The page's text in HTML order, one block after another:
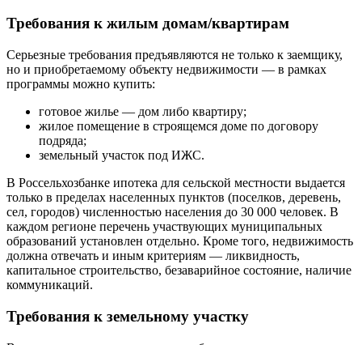
Требования к жилым домам/квартирам
Серьезные требования предъявляются не только к заемщику,
но и приобретаемому объекту недвижимости — в рамках
программы можно купить:
готовое жилье — дом либо квартиру;
жилое помещение в строящемся доме по договору
подряда;
земельный участок под ИЖС.
В Россельхозбанке ипотека для сельской местности выдается
только в пределах населенных пунктов (поселков, деревень,
сел, городов) численностью населения до 30 000 человек. В
каждом регионе перечень участвующих муниципальных
образований установлен отдельно. Кроме того, недвижимость
должна отвечать и иным критериям — ликвидность,
капитальное строительство, безаварийное состояние, наличие
коммуникаций.
Требования к земельному участку